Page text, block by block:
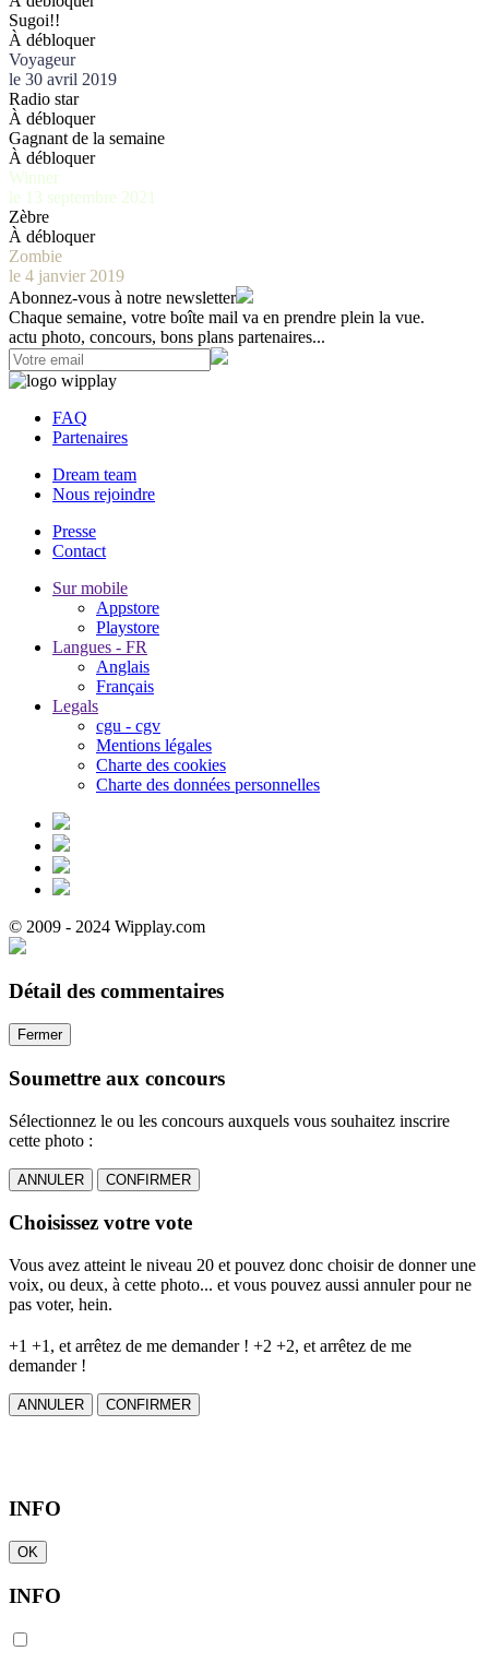
Sugoi!!
À débloquer
Voyageur
le 30 avril 2019
Radio star
À débloquer
Gagnant de la semaine
À débloquer
Winner
le 13 septembre 2021
Zèbre
À débloquer
Zombie
le 4 janvier 2019
Abonnez-vous à notre newsletter
Chaque semaine, votre boîte mail va en prendre plein la vue.
actu photo, concours, bons plans partenaires...
FAQ
Partenaires
Dream team
Nous rejoindre
Presse
Contact
Sur mobile
Appstore
Playstore
Langues - FR
Anglais
Français
Legals
cgu - cgv
Mentions légales
Charte des cookies
Charte des données personnelles
© 2009 - 2024 Wipplay.com
Détail des commentaires
Fermer
Soumettre aux concours
Sélectionnez le ou les concours auxquels vous souhaitez inscrire
cette photo :
ANNULER CONFIRMER
Choisissez votre vote
Vous avez atteint le niveau 20 et pouvez donc choisir de donner une
voix, ou deux, à cette photo... et vous pouvez aussi annuler pour ne
pas voter, hein.
+1 +1, et arrêtez de me demander ! +2 +2, et arrêtez de me
demander !
ANNULER CONFIRMER
INFO
OK
INFO